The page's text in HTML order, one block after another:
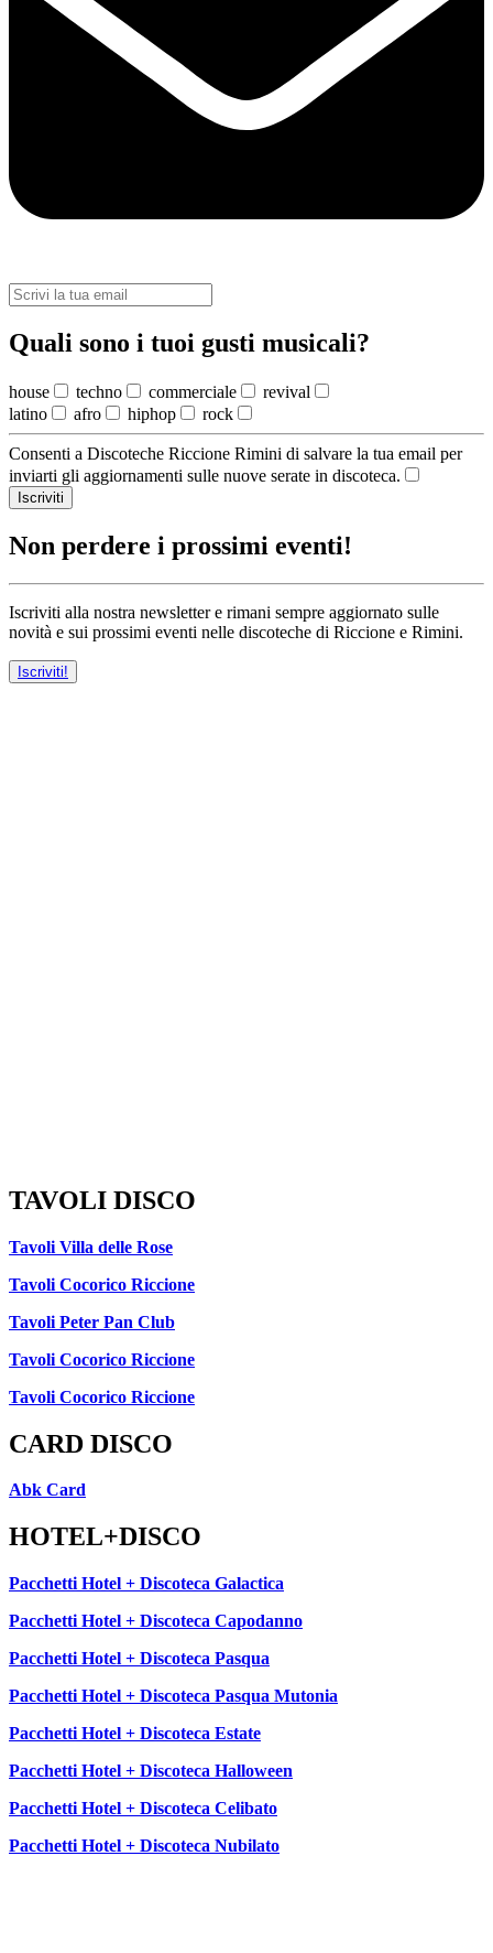
Quali sono i tuoi gusti musicali?
house techno commerciale
revival
latino
afro hiphop rock
Consenti a Discoteche Riccione Rimini di salvare la tua email per
inviarti gli aggiornamenti sulle nuove serate in discoteca.
Iscriviti
Non perdere i prossimi eventi!
Iscriviti alla nostra newsletter e rimani sempre aggiornato sulle
novità e sui prossimi eventi nelle discoteche di Riccione e Rimini.
Iscriviti!
TAVOLI DISCO
Tavoli Villa delle Rose
Tavoli Cocorico Riccione
Tavoli Peter Pan Club
Tavoli Cocorico Riccione
Tavoli Cocorico Riccione
CARD DISCO
Abk Card
HOTEL+DISCO
Pacchetti Hotel + Discoteca Galactica
Pacchetti Hotel + Discoteca Capodanno
Pacchetti Hotel + Discoteca Pasqua
Pacchetti Hotel + Discoteca Pasqua Mutonia
Pacchetti Hotel + Discoteca Estate
Pacchetti Hotel + Discoteca Halloween
Pacchetti Hotel + Discoteca Celibato
Pacchetti Hotel + Discoteca Nubilato